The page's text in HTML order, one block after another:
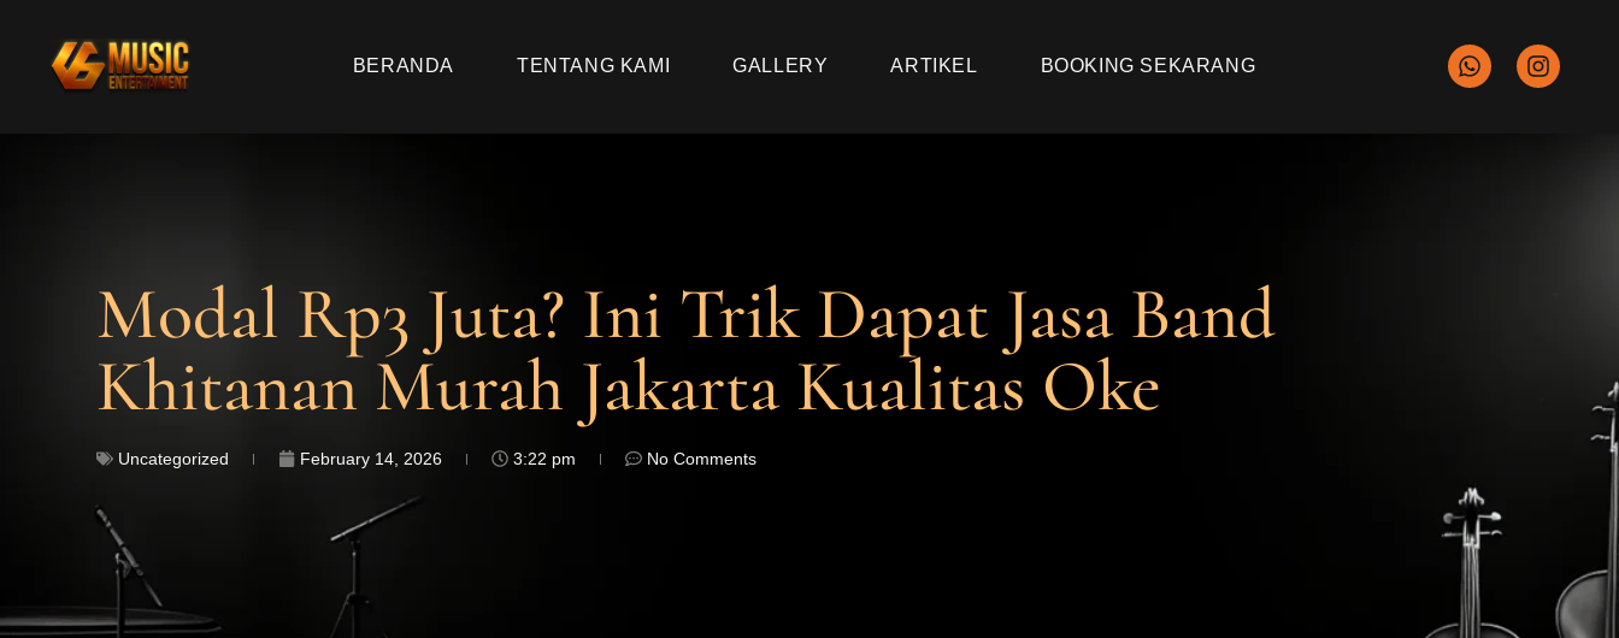
BERANDA TENTANG KAMI GALLERY ARTIKEL BOOKING SEKARANG
Modal Rp3 Juta? Ini Trik Dapat Jasa Band
Khitanan Murah Jakarta Kualitas Oke
Uncategorized February 14, 2026 3:22 pm No Comments